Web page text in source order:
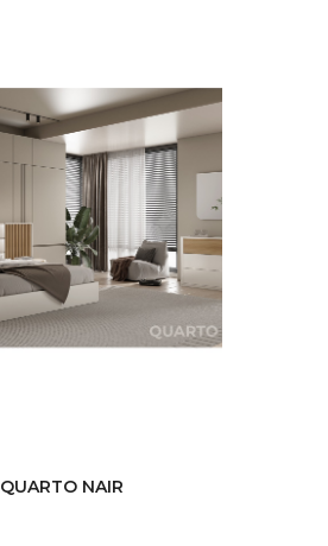
QUARTO NAIR